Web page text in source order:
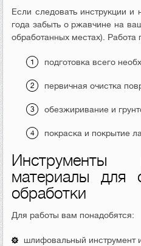
Если следовать инструкции
года забыть о ржавчине на
обработанных местах). Работа
подготовка всего
первичная очистка
обезжиривание и
покраска и покрытие
материалы для
обработки
Для работы вам понадобятся:
шлифовальный инструмент